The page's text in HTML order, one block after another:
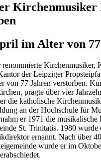
im Alter von
Kirchenmusiker,
der Leipziger
von 77 Jahren verstorben.
prägte über vier
die katholische
an der Hochschule für
er 1971 die musikalische
St. Trinitatis. 1980 wurde
ernannt. Nach über
wurde er im